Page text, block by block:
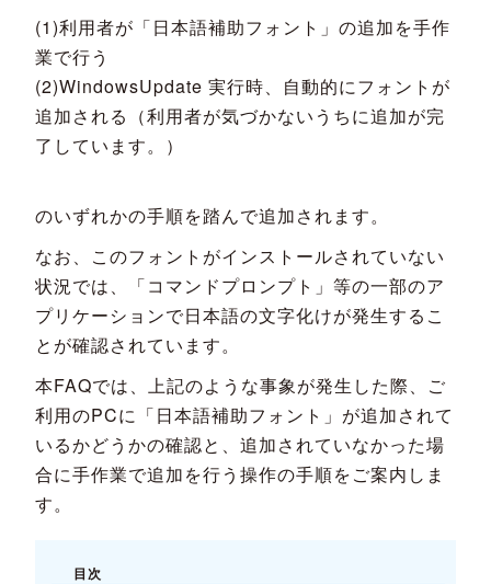
(1)利用者が「日本語補助フォント」の追加を手作
業で行う
(2)WindowsUpdate 実行時、自動的にフォントが
追加される（利用者が気づかないうちに追加が完
了しています。）
のいずれかの手順を踏んで追加されます。
なお、このフォントがインストールされていない
状況では、「コマンドプロンプト」等の一部のア
プリケーションで日本語の文字化けが発生するこ
とが確認されています。
本FAQでは、上記のような事象が発生した際、ご
利用のPCに「日本語補助フォント」が追加されて
いるかどうかの確認と、追加されていなかった場
合に手作業で追加を行う操作の手順をご案内しま
す。
目次